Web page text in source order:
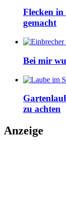
Flecken
gemacht
Bei mir
zu achten
Anzeige